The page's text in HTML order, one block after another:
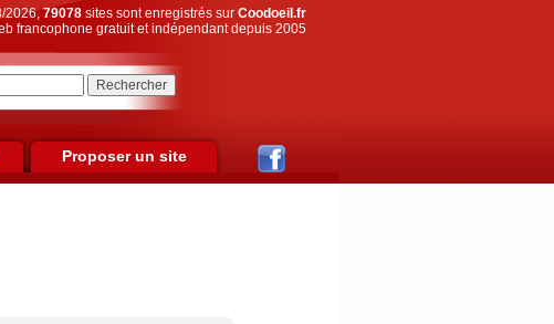
2026,79078sites sont enregistrés sur Coodoeil.fr
francophone gratuit et indépendant depuis 2005
Proposer un site